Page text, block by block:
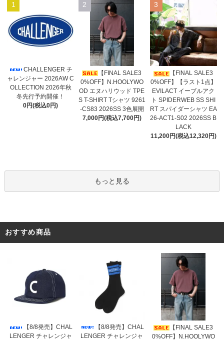
1
CHALLENGER チ
ャレンジャー 2026AW C
OLLECTION 2026年秋
冬先行予約開催！
0円(税込0円)
2
【FINAL SALE3
0%OFF】N.HOOLYWO
OD エヌハリウッド TPE
S T-SHIRT Tシャツ 9261
-CS83 2026SS 3色展開
7,000円(税込7,700円)
3
【FINAL SALE3
0%OFF】【ラスト1点】
EVILACT イーブルアク
ト SPIDERWEB SS SHI
RT スパイダーシャツ EA
26-ACT1-S02 2026SS B
LACK
11,200円(税込12,320円)
もっと見る
おすすめ商品
【8/8発売】CHAL
LENGER チャレンジャ
【8/8発売】CHAL
LENGER チャレンジャ
【FINAL SALE3
0%OFF】N.HOOLYWO